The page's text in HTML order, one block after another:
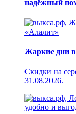
надёжный
Жаркие дни
Скидки на
31.08.2026.